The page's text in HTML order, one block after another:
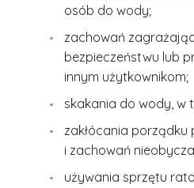
osób do wody;
zachowań
bezpieczeństwu lub
innym użytkownikom;
skakania do wody, w
zakłócania porządku
i zachowań
używania sprzętu